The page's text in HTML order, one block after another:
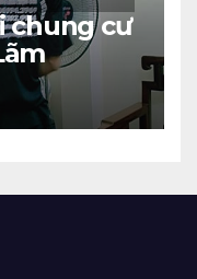
chung cư